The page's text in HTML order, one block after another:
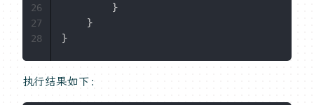
}
}
}
26
27
28
执行结果如下：